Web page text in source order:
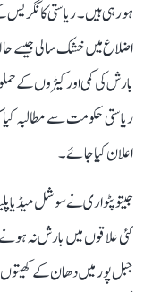
اضلاع میں خشک سالی جیسے
بارش کی کمی اور کیڑوں کے
ریاستی حکومت سے مطالبہ
اعلان کیا جائے۔
جیتو پٹواری نے سوشل میڈیا
کئی علاقوں میں بارش نہ
جبل پور میں دھان کے کھیتوں